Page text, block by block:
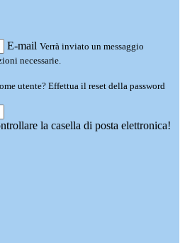
E-mail Verrà inviato un messaggio
necessarie.
utente? Effettua il reset della password
la casella di posta elettronica!